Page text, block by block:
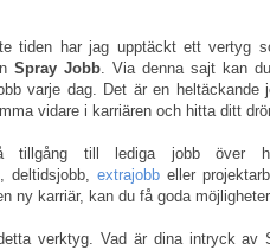
tiden har jag upptäckt ett vertyg
Spray Jobb. Via denna sajt kan
varje dag. Det är en heltäckande
vidare i karriären och hitta ditt
tillgång till lediga jobb över
deltidsjobb, extrajobbeller
ny karriär, kan du få goda
verktyg. Vad är dina intryck av